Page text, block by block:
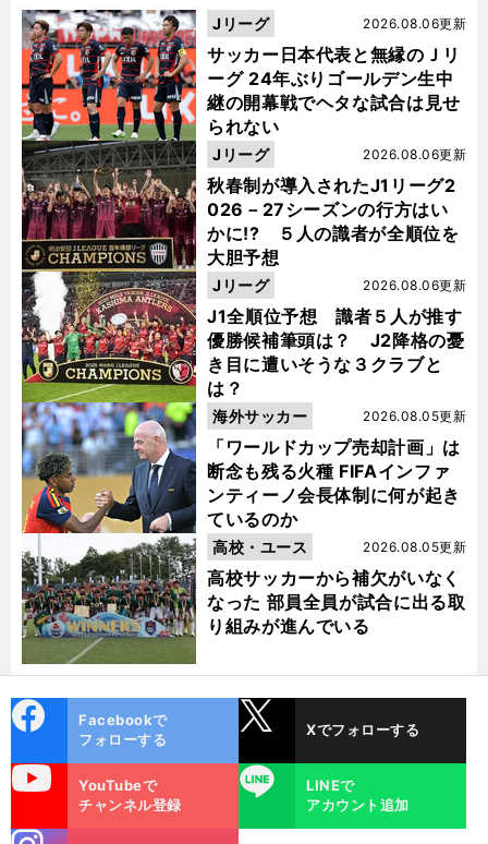
サッカー日本代表と無縁のＪリ
ーグ 24年ぶりゴールデン生中
継の開幕戦でヘタな試合は見せ
られない
2026.08.06更新
Jリーグ
秋春制が導入されたJ1リーグ2
026－27シーズンの行方はい
かに!? ５人の識者が全順位を
大胆予想
2026.08.06更新
Jリーグ
J1全順位予想 識者５人が推す
優勝候補筆頭は？ J2降格の憂
き目に遭いそうな３クラブと
は？
2026.08.06更新
Jリーグ
「ワールドカップ売却計画」は
断念も残る火種 FIFAインファ
ンティーノ会長体制に何が起き
ているのか
2026.08.05更新
海外サッカー
高校サッカーから補欠がいなく
なった 部員全員が試合に出る取
り組みが進んでいる
2026.08.05更新
高校・ユース
ok
Facebookで
フォローする
Xでフォローする
YouTubeで
チャンネル登録
LINE
LINEで
アカウント追加